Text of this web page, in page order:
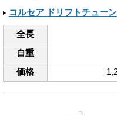
コルセア ドリフトチューン
全長
自重
価格